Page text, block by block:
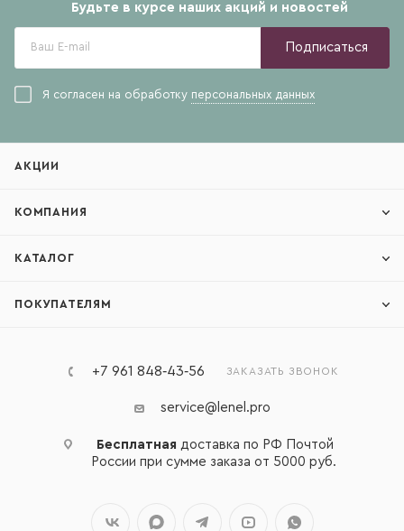
Будьте в курсе наших акций и новостей
Подписаться
Я согласен на обработку персональных данных
АКЦИИ
КОМПАНИЯ
КАТАЛОГ
ПОКУПАТЕЛЯМ
+7 961 848‑43‑56 ЗАКАЗАТЬ ЗВОНОК
service@lenel.pro
Бесплатная доставка по РФ Почтой
России при сумме заказа от 5000 руб.